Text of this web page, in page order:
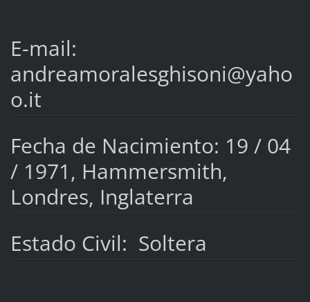
E-mail:
andreamoralesghisoni@yaho
o.it
Fecha de Nacimiento: 19 / 04
/ 1971, Hammersmith,
Londres, Inglaterra
Estado Civil: Soltera